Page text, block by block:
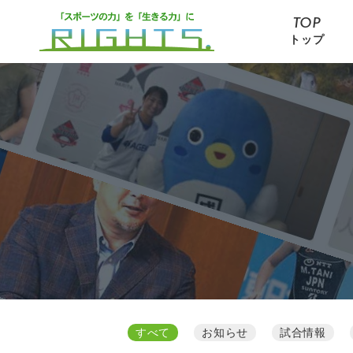
TOP
トップ
すべて お知らせ 試合情報